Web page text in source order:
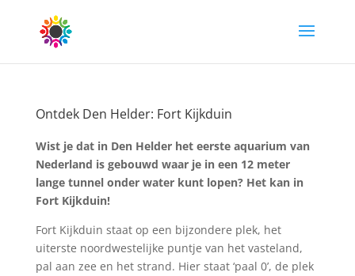
Ontdek Den Helder: Fort Kijkduin
Wist je dat in Den Helder het eerste aquarium van
Nederland is gebouwd waar je in een 12 meter
lange tunnel onder water kunt lopen? Het kan in
Fort Kijkduin!
Fort Kijkduin staat op een bijzondere plek, het
uiterste noordwestelijke puntje van het vasteland,
pal aan zee en het strand. Hier staat ‘paal 0’, de plek